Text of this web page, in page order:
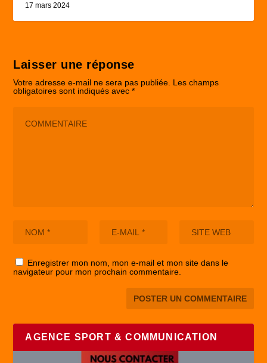
17 mars 2024
Laisser une réponse
Votre adresse e-mail ne sera pas publiée. Les champs
obligatoires sont indiqués avec*
Enregistrer mon nom, mon e-mail et mon site dans le
navigateur pour mon prochain commentaire.
AGENCE SPORT & COMMUNICATION